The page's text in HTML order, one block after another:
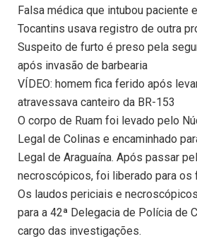
Falsa médica que intubou paciente
Tocantins usava registro de outra
Suspeito de furto é preso pela
após invasão de barbearia
VÍDEO: homem fica ferido após
atravessava canteiro da BR-153
O corpo de Ruam foi levado pelo
Legal de Colinas e encaminhado
Legal de Araguaína. Após passar
necroscópicos, foi liberado para os
Os laudos periciais e
para a 42ª Delegacia de Polícia de
cargo das investigações.